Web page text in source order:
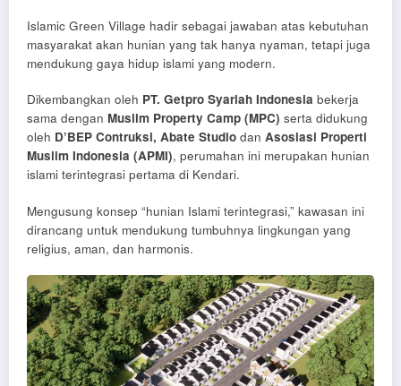
Islamic Green Village hadir sebagai jawaban atas kebutuhan
masyarakat akan hunian yang tak hanya nyaman, tetapi juga
mendukung gaya hidup islami yang modern.
Dikembangkan oleh PT. Getpro Syariah Indonesia bekerja
sama dengan Muslim Property Camp (MPC) serta didukung
oleh D’BEP Contruksi, Abate Studio dan Asosiasi Properti
Muslim Indonesia (APMI), perumahan ini merupakan hunian
islami terintegrasi pertama di Kendari.
Mengusung konsep “hunian Islami terintegrasi,” kawasan ini
dirancang untuk mendukung tumbuhnya lingkungan yang
religius, aman, dan harmonis.